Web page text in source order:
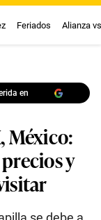
Feriados Alianza
en
México:
y